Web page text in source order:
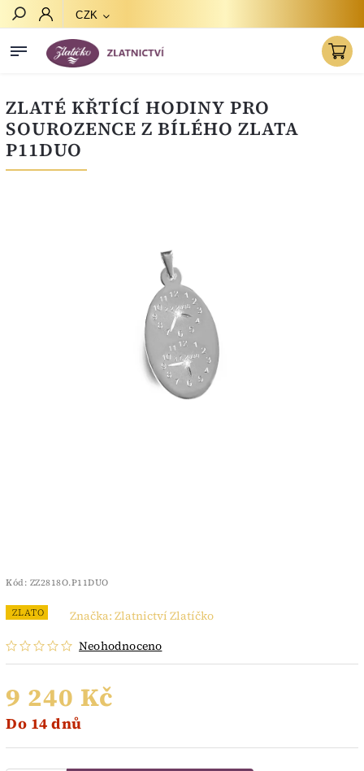
CZK
ZLATÉ KŘTÍCÍ HODINY PRO
SOUROZENCE Z BÍLÉHO ZLATA
P11DUO
Kód: ZZ2818O.P11DUO
ZLATO
Neohodnoceno
Značka: Zlatnictví Zlatíčko
9 240 Kč
Do 14 dnů